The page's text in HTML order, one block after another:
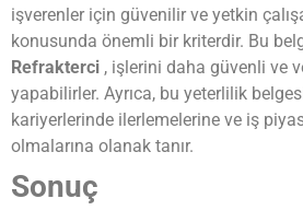
işverenler için güvenilir ve yetkin
konusunda önemli bir kriterdir. Bu
Refrakterci , işlerini daha güvenli ve
yapabilirler. Ayrıca, bu yeterlilik
kariyerlerinde ilerlemelerine ve iş
olmalarına olanak tanır.
Sonuç